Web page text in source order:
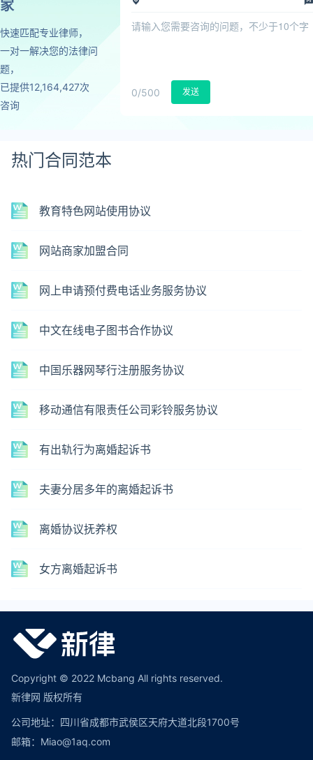
家
快速匹配专业律师，
一对一解决您的法律问
题，
已提供12,164,427次
咨询
0/500 发送
热门合同范本
教育特色网站使用协议
网站商家加盟合同
网上申请预付费电话业务服务协议
中文在线电子图书合作协议
中国乐器网琴行注册服务协议
移动通信有限责任公司彩铃服务协议
有出轨行为离婚起诉书
夫妻分居多年的离婚起诉书
离婚协议抚养权
女方离婚起诉书
Copyright © 2022 Mcbang All rights reserved.
新律网 版权所有
公司地址：四川省成都市武侯区天府大道北段1700号
邮箱：Miao@1aq.com